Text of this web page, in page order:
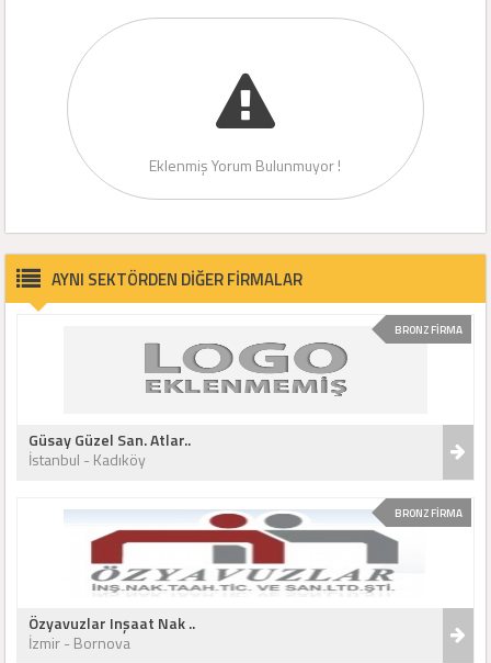
Eklenmiş Yorum Bulunmuyor !
AYNI SEKTÖRDEN DİĞER FİRMALAR
BRONZ FİRMA
Güsay Güzel San. Atlar..
İstanbul - Kadıköy
BRONZ FİRMA
Özyavuzlar Inşaat Nak ..
İzmir - Bornova